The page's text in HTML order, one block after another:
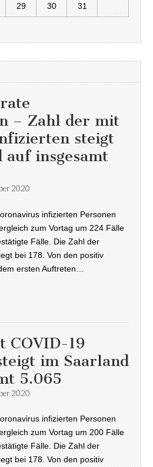
29 30
31
– Zahl der mit
steigt
auf insgesamt
2020
infizierten Personen
zum Vortag um 224 Fälle
Fälle. Die Zahl der
bei 178. Von den positiv
ersten Auftreten…
COVID-19
im Saarland
5.065
2020
infizierten Personen
zum Vortag um 200 Fälle
Fälle. Die Zahl der
bei 178. Von den positiv